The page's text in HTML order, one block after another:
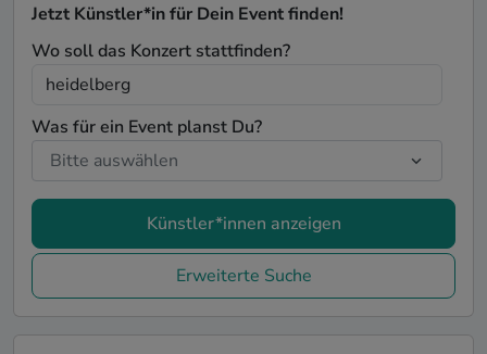
Jetzt Künstler*in für Dein Event finden!
Wo soll das Konzert stattfinden?
Was für ein Event planst Du?
Künstler*innen anzeigen
Erweiterte Suche